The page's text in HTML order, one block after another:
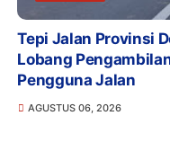
Tepi Jalan Provinsi
Lobang
Pengguna Jalan
AGUSTUS 06, 2026